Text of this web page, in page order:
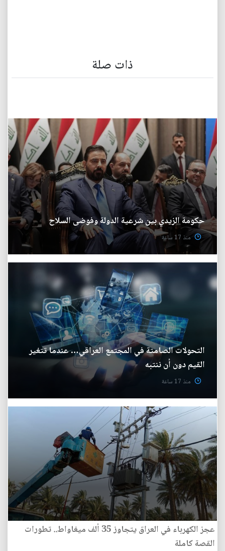
ذات صلة
حكومة الزيدي بين شرعية الدولة وفوضى السلاح
منذ 17 ساعة
التحولات الصامتة في المجتمع العراقي… عندما تتغير
القيم دون أن ننتبه
منذ 17 ساعة
عجز الكهرباء في العراق يتجاوز 35 ألف ميغاواط.. تطورات
القصة كاملة